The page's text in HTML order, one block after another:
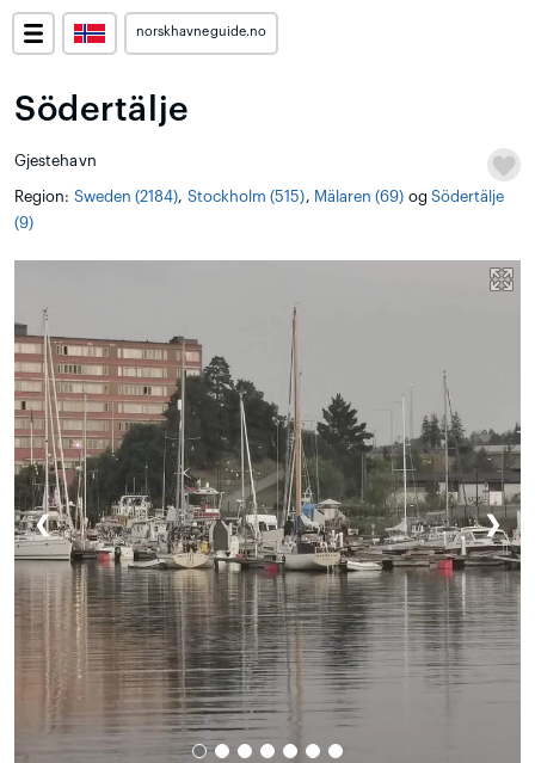
norskhavneguide.no
Södertälje
Gjestehavn
Region: Sweden (2184), Stockholm (515), Mälaren (69) og Södertälje
(9)
❮ ❯